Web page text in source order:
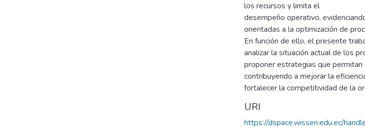
los recursos y limita el
desempeño operativo,
orientadas a la optimización de
En función de ello, el presente
analizar la situación actual de los
proponer estrategias que permitan
contribuyendo a mejorar la
fortalecer la competitividad de la
URI
https://dspace.wissen.edu.ec/